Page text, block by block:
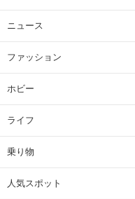
ニュース
ファッション
ホビー
ライフ
乗り物
人気スポット